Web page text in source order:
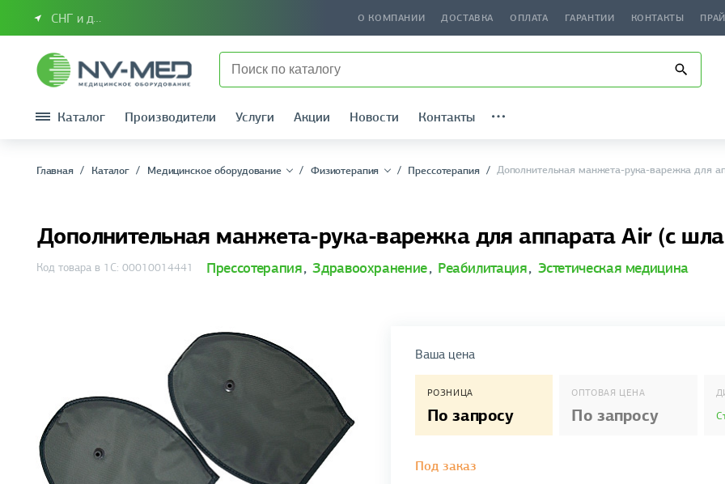
СНГ и другие страны О КОМПАНИИ ДОСТАВКА ОПЛАТА ГАРАНТИИ КОНТАКТЫ
Каталог Производители Услуги Акции Новости Контакты
Главная Каталог Медицинское оборудование Физиотерапия Прессотерапия Дополнительная манжета-рука-варежка для
Дополнительная манжета-рука-варежка для аппарата Air (с
Код товара в 1С: 00010014441 Прессотерапия, Здравоохранение, Реабилитация, Эстетическая медицина
Ваша цена
РОЗНИЦА
По запросу
ОПТОВАЯ ЦЕНА
По запросу
Под заказ